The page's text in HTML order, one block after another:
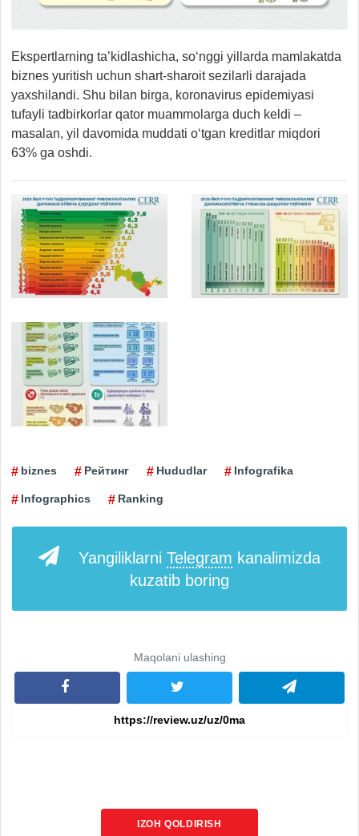
Ekspertlarning ta’kidlashicha, so‘nggi yillarda mamlakatda
biznes yuritish uchun shart-sharoit sezilarli darajada
yaxshilandi. Shu bilan birga, koronavirus epidemiyasi
tufayli tadbirkorlar qator muammolarga duch keldi –
masalan, yil davomida muddati o‘tgan kreditlar miqdori
63% ga oshdi.
biznes Рейтинг Hududlar Infografika
Infographics Ranking
Yangiliklarni Telegram kanalimizda
kuzatib boring
Maqolani ulashing
IZOH QOLDIRISH